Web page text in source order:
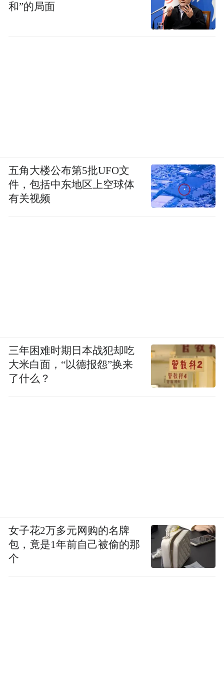
和”的局面
五角大楼公布第5批UFO文
件，包括中东地区上空球体
有关视频
三年困难时期日本战犯却吃
大米白面，“以德报怨”换来
了什么？
女子花2万多元网购的名牌
包，竟是1年前自己被偷的那
个